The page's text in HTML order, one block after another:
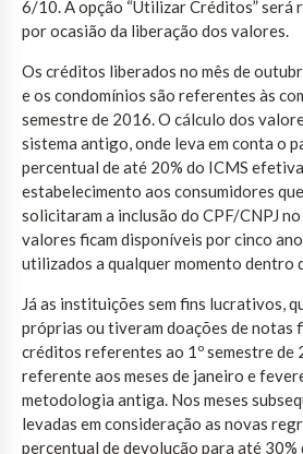
6/10. A opção “Utilizar Créditos” será
por ocasião da liberação dos valores.
Os créditos liberados no mês de
e os condomínios são referentes às
semestre de 2016. O cálculo dos
sistema antigo, onde leva em conta o
percentual de até 20% do ICMS
estabelecimento aos consumidores
solicitaram a inclusão do CPF/CNPJ
valores ficam disponíveis por cinco
utilizados a qualquer momento dentro
Já as instituições sem fins lucrativos,
próprias ou tiveram doações de notas
créditos referentes ao 1º semestre de
referente aos meses de janeiro e
metodologia antiga. Nos meses
levadas em consideração as novas
percentual de devolução para até